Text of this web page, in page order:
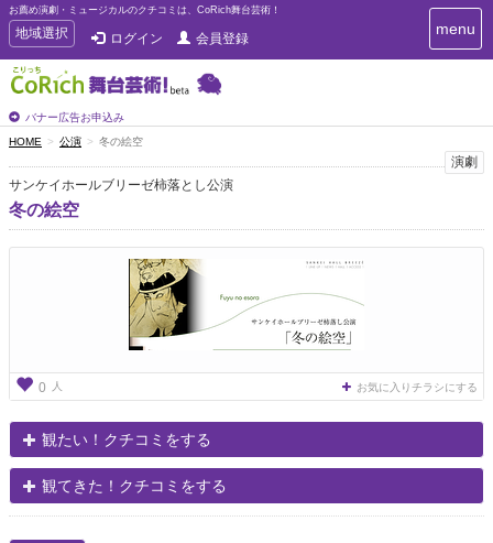
お薦め演劇・ミュージカルのクチコミは、CoRich舞台芸術！
T
o
g
g
e
n
a
v
i
g
地域選択 ログイン 会員登録
バナー広告お申込み
T
o
i
g
menu
HOME 公演 冬の絵空
演劇
サンケイホールブリーゼ柿落とし公演
冬の絵空
0 人 お気に入りチラシにする
観たい！クチコミをする
観てきた！クチコミをする